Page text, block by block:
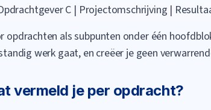
C | Projectomschrijving |
opdrachten als subpunten onder één
werk gaat, en creëer je geen
vermeld je per opdracht?